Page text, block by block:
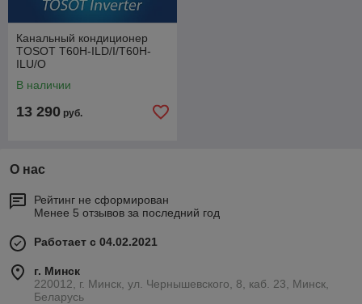
Канальный кондиционер
TOSOT T60H-ILD/I/T60H-
ILU/O
В наличии
13 290 руб.
О нас
Рейтинг не сформирован
Менее 5 отзывов за последний год
Работает с 04.02.2021
г. Минск
220012, г. Минск, ул. Чернышевского, 8, каб. 23, Минск,
Беларусь